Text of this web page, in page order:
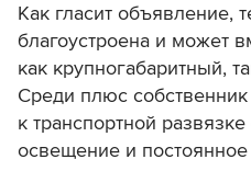
Как гласит объявление,
благоустроена и может
как крупногабаритный,
Среди плюс
к транспортной
освещение и